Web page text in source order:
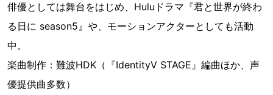
俳優としては舞台をはじめ、Huluドラマ『君と世界が終わ
る日に season5』や、モーションアクターとしても活動
中。
楽曲制作：難波HDK（『IdentityV STAGE』編曲ほか、声
優提供曲多数）